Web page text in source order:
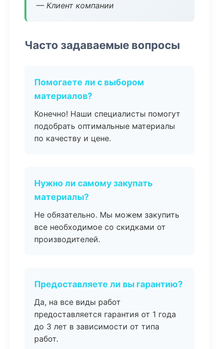
— Клиент компании
Часто задаваемые вопросы
Помогаете ли с выбором
материалов?
Конечно! Наши специалисты помогут
подобрать оптимальные материалы
по качеству и цене.
Нужно ли самому закупать
материалы?
Не обязательно. Мы можем закупить
все необходимое со скидками от
производителей.
Предоставляете ли вы гарантию?
Да, на все виды работ
предоставляется гарантия от 1 года
до 3 лет в зависимости от типа
работ.